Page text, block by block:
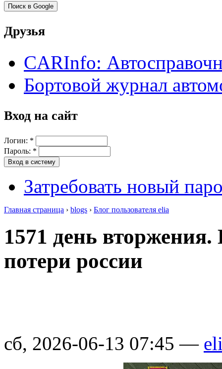
Друзья
CARInfo:
Бортовой журнал
Вход на сайт
Логин: *
Пароль: *
Затребовать новый
Главная страница › blogs › Блог пользователя elia
1571 день
потери россии
сб, 2026-06-13 07:45 —